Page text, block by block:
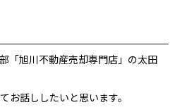
「旭川不動産売却専門店」の太田
お話ししたいと思います。